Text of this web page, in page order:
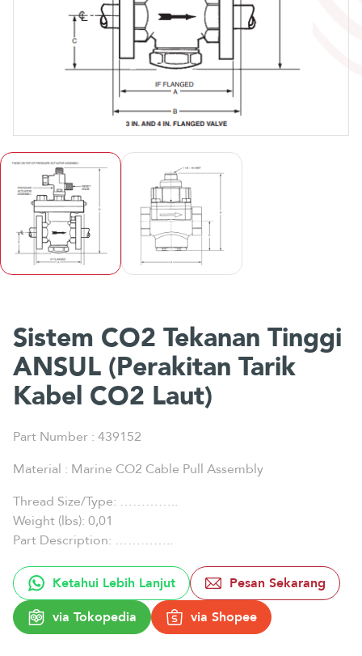
Sistem CO2 Tekanan Tinggi
ANSUL (Perakitan Tarik
Kabel CO2 Laut)
Part Number : 439152
Material : Marine CO2 Cable Pull Assembly
Thread Size/Type: …………..
Weight (lbs): 0,01
Part Description: …………..
Ketahui Lebih Lanjut
Pesan Sekarang
via Tokopedia
via Shopee